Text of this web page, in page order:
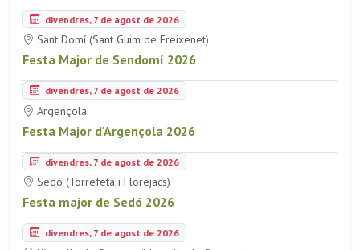
divendres, 7 de agost de 2026
Sant Domí (Sant Guim de Freixenet)
Festa Major de Sendomí 2026
divendres, 7 de agost de 2026
Argençola
Festa Major d'Argençola 2026
divendres, 7 de agost de 2026
Sedó (Torrefeta i Florejacs)
Festa major de Sedó 2026
divendres, 7 de agost de 2026